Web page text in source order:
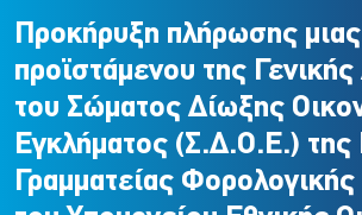
Προκήρυξη πλήρωσης
προϊστάμενου της
του Σώματος Δίωξης
Εγκλήματος (Σ.Δ.O.Ε.) της
Γραμματείας Φορολογικής